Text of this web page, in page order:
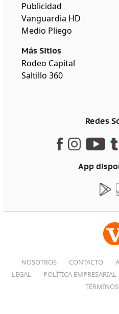
Publicidad
Vanguardia HD
Medio Pliego
Más Sitios
Rodeo Capital
Saltillo 360
Redes
App
NOSOTROS CONTACTO
LEGAL
POLÍTICA EMPRESARIAL